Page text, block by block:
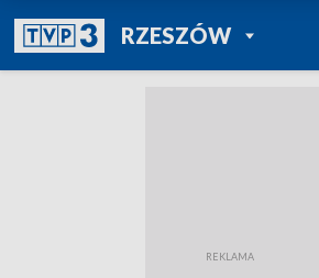
RZESZÓWPOWRÓT DO
TVP REGIONY